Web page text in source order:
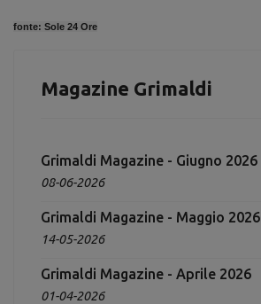
fonte: Sole 24 Ore
Magazine Grimaldi
Grimaldi Magazine - Giugno 2026
08-06-2026
Grimaldi Magazine - Maggio 2026
14-05-2026
Grimaldi Magazine - Aprile 2026
01-04-2026